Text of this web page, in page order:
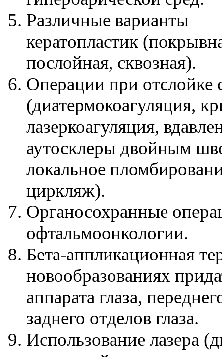
Различные варианты
кератопластик
послойная, сквозная).
Операции при отслойке
(диатермокоагуляция,
лазеркоагуляция,
аутосклеры двойным
локальное
циркляж).
Органосохранные
офтальмоонкологии.
Бета-аппликационная
новообразованиях
аппарата глаза,
заднего отделов глаза.
Использование лазера